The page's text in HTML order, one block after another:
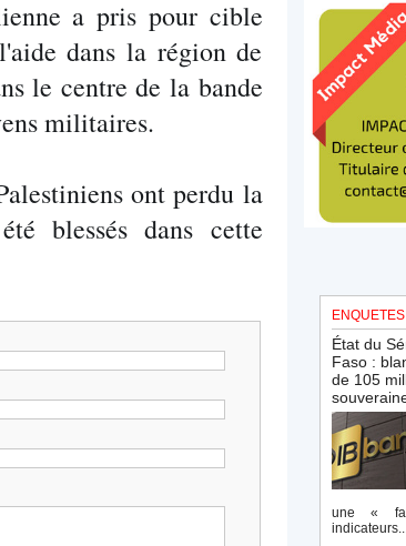
a pris pour cible
dans la région de
le centre de la bande
militaires.
ont perdu la
blessés dans cette
État du
Faso :
de 105
une «